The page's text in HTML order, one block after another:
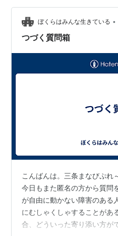
ぼくらはみんな生きている •
つづく質問箱
こんばんは。三条まなびぷれ
今日もまた匿名の方から質問
が自由に動かない障害のある
にむしゃくしゃすることがあ
合、どういった寄り添い方が